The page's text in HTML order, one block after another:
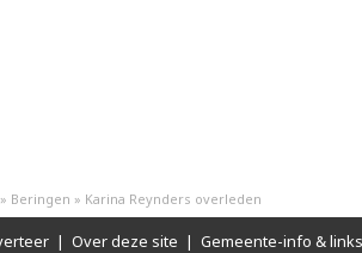
» Beringen » Karina Reynders overleden
| Over deze site | Gemeente-info & links